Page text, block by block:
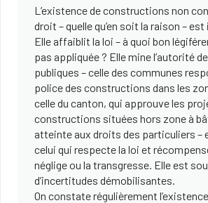
L’existence de constructions non
droit – quelle qu’en soit la raison –
Elle affaiblit la loi – à quoi bon
pas appliquée ? Elle mine l’autorité
publiques – celle des communes
police des constructions dans les
celle du canton, qui approuve les
constructions situées hors zone à
atteinte aux droits des particuliers –
celui qui respecte la loi et
néglige ou la transgresse. Elle est
d’incertitudes démobilisantes.
On constate régulièrement